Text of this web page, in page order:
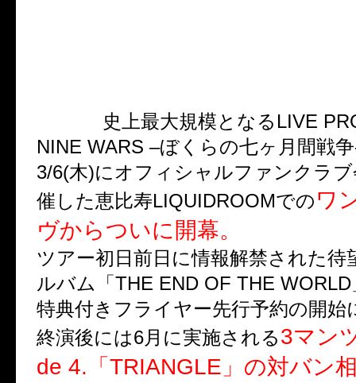
史上最大規模となるLIVE
NINE WARS –ぼくらの七ヶ月間戦
3/6(木)にオフィシャルファンクラ
催した恵比寿LIQUIDROOMでのワ
ヴからついに開幕。
ツアー初日前日に情報解禁された待
ルバム「THE END OF THE
特典付きフライヤー先行予約の開始
終演後には6月に実施される3マン
de 4.「TRIANGLE」の対バン